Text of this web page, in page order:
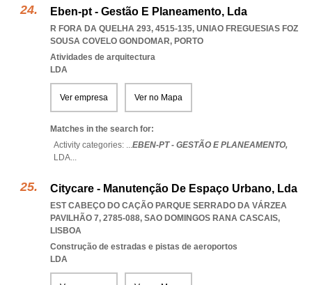
Eben-pt - Gestão E Planeamento, Lda
R FORA DA QUELHA 293, 4515-135, UNIAO FREGUESIAS FOZ
SOUSA COVELO GONDOMAR, PORTO
Atividades de arquitectura
LDA
Ver empresa Ver no Mapa
Matches in the search for:
Activity categories: ...EBEN-PT - GESTÃO E PLANEAMENTO,
LDA...
Citycare - Manutenção De Espaço Urbano, Lda
EST CABEÇO DO CAÇÃO PARQUE SERRADO DA VÁRZEA
PAVILHÃO 7, 2785-088, SAO DOMINGOS RANA CASCAIS,
LISBOA
Construção de estradas e pistas de aeroportos
LDA